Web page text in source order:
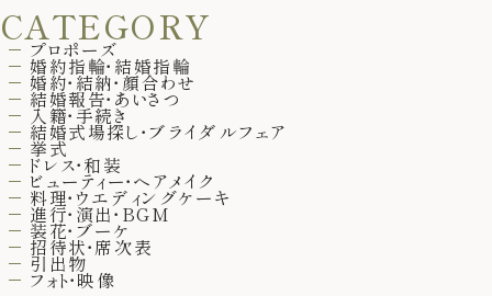
CATEGORY
プロポーズ
婚約指輪・結婚指輪
婚約・結納・顔合わせ
結婚報告・あいさつ
入籍・手続き
結婚式場探し・ブライダルフェア
挙式
ドレス・和装
ビューティー・ヘアメイク
料理・ウエディングケーキ
進行・演出・BGM
装花・ブーケ
招待状・席次表
引出物
フォト・映像